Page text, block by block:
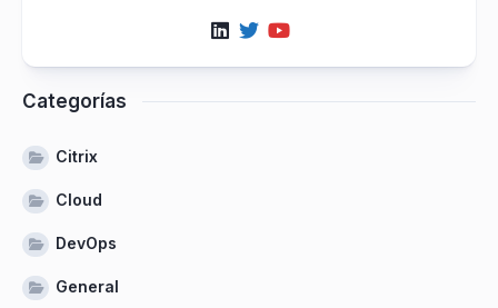
Categorías
Citrix
Cloud
DevOps
General